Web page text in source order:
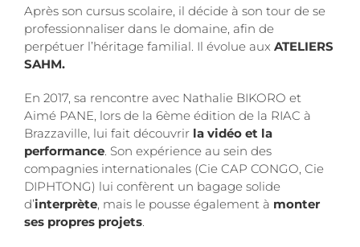
Après son cursus scolaire, il décide à son tour de se
professionnaliser dans le domaine, afin de
perpétuer l’héritage familial. Il évolue aux ATELIERS
SAHM.
En 2017, sa rencontre avec Nathalie BIKORO et
Aimé PANE, lors de la 6ème édition de la RIAC à
Brazzaville, lui fait découvrir la vidéo et la
performance. Son expérience au sein des
compagnies internationales (Cie CAP CONGO, Cie
DIPHTONG) lui confèrent un bagage solide
d’interprète, mais le pousse également à monter
ses propres projets.